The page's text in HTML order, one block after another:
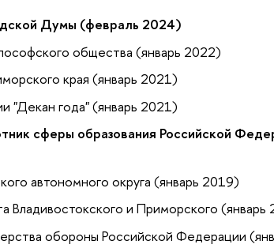
Думы (февраль 2024)
общества (январь 2022)
края (январь 2021)
"Декан года" (январь 2021)
сферы образования Российской
автономного округа (январь 2019)
Владивостокского и Приморского (январь
обороны Российской Федерации